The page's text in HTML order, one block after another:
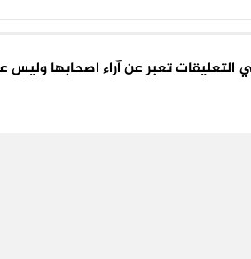
في التعليقات تعبر عن آراء اصحابها